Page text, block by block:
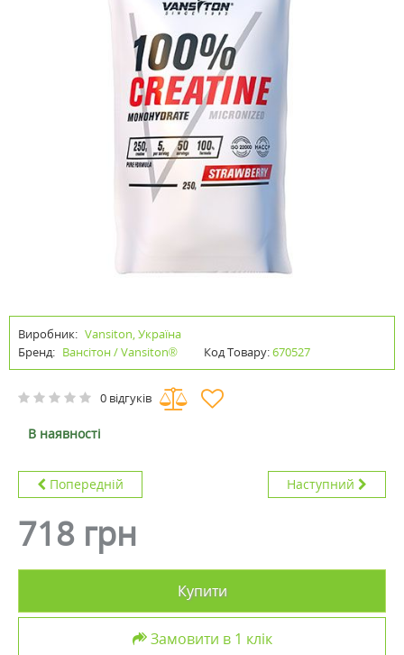
Виробник: Vansiton, Україна
Бренд: Вансітон / Vansiton® Код Товару:670527
0 відгуків
В наявності
Попередній Наступний
718 грн
Купити
Замовити в 1 клік